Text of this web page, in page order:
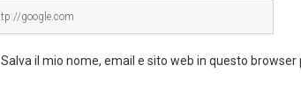
Salva il mio nome, email e sito web in questo